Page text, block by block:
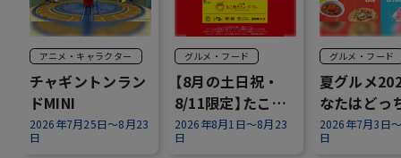
アニメ・キャラクター
チャギントンラン
ドMINI
2026年7月25日～8月23
日
グルメ・フード
【8月の土日祝・
8/11限定】たこ焼
き×チャギントン
✨
2026年8月1日～8月23
日
グルメ・フード
夏グルメ
なたはどっ
ぶ？『Hot
Cool』～
2026年7月3日
日